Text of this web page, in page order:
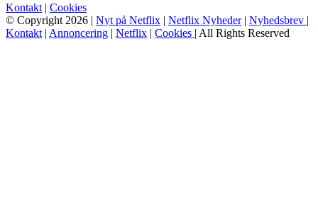
Kontakt | Cookies
© Copyright 2026 | Nyt på Netflix | Netflix Nyheder| Nyhedsbrev |
Kontakt | Annoncering | Netflix | Cookies | All Rights Reserved